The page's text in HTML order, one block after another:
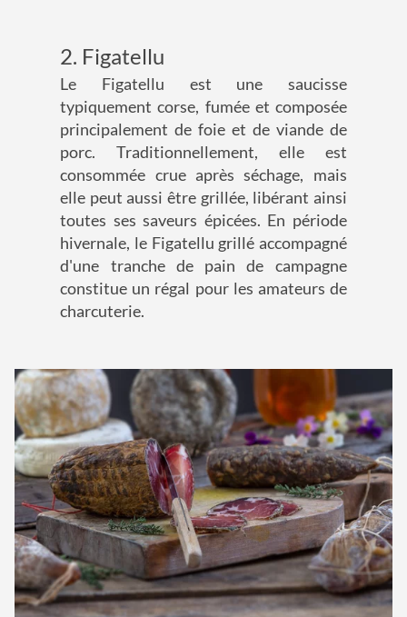
2. Figatellu
Le Figatellu est une saucisse
typiquement corse, fumée et composée
principalement de foie et de viande de
porc. Traditionnellement, elle est
consommée crue après séchage, mais
elle peut aussi être grillée, libérant ainsi
toutes ses saveurs épicées. En période
hivernale, le Figatellu grillé accompagné
d'une tranche de pain de campagne
constitue un régal pour les amateurs de
charcuterie.